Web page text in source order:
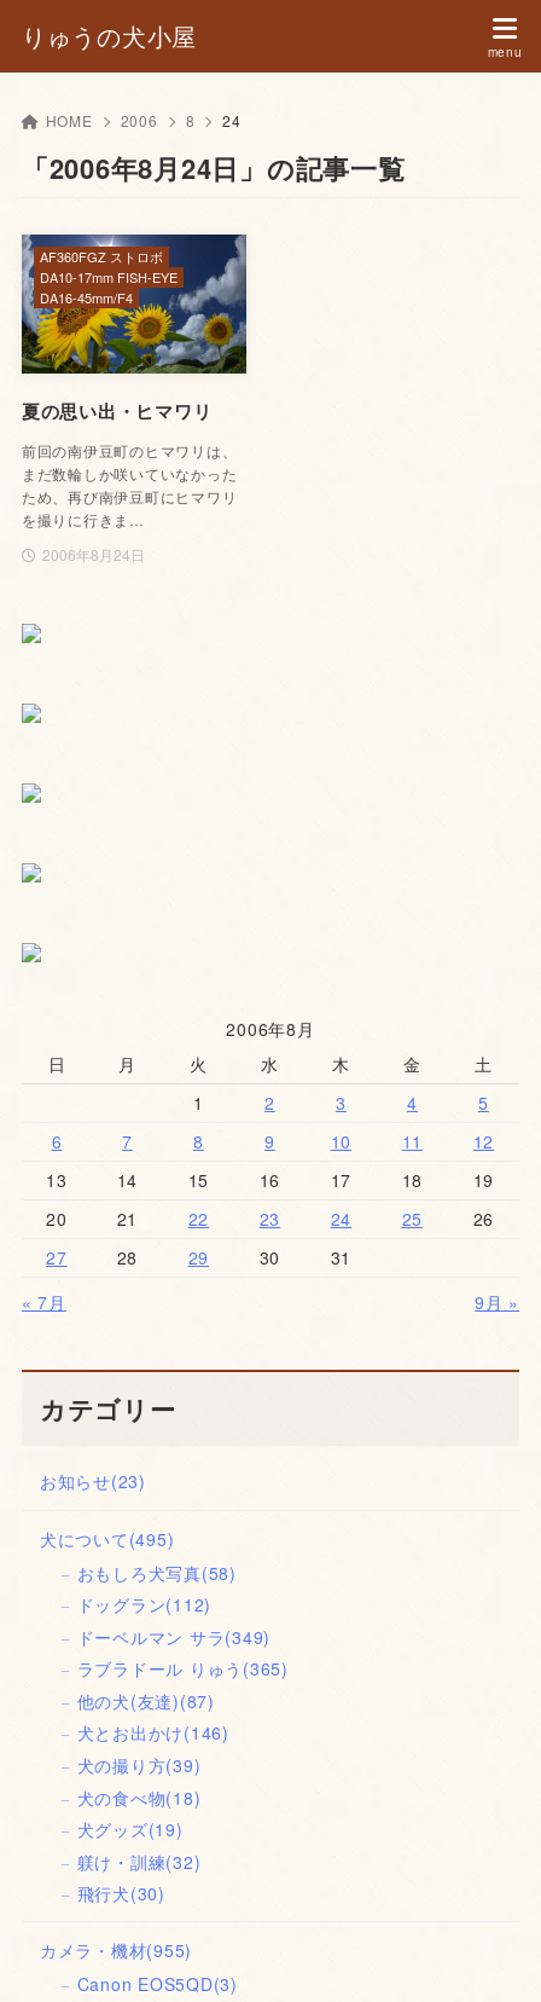
りゅうの犬小屋
HOME 2006 8 24
「2006年8月24日」の記事一覧
夏の思い出・ヒマワリ
前回の南伊豆町のヒマワリは、
まだ数輪しか咲いていなかった
ため、再び南伊豆町にヒマワリ
を撮りに行きま…
2006年8月24日
AF360FGZ ストロボ
DA10-17mm FISH-EYE
DA16-45mm/F4
2006年8月
日
月 火 水 木 金
土
1
2 3 4
5
6
7 8 9 10 11
12
13
14 15 16 17 18
19
20
21 22 23 24 25
26
27
28 29 30
31
« 7月
9月 »
カテゴリー
お知らせ(23)
犬について (495)
おもしろ犬写真(58)
ドッグラン(112)
ドーベルマン サラ(349)
ラブラドール りゅう (365)
他の犬(友達)(87)
犬とお出かけ(146)
犬の撮り方(39)
犬の食べ物(18)
犬グッズ(19)
躾け・訓練(32)
飛行犬(30)
カメラ・機材(955)
Canon EOS5QD(3)